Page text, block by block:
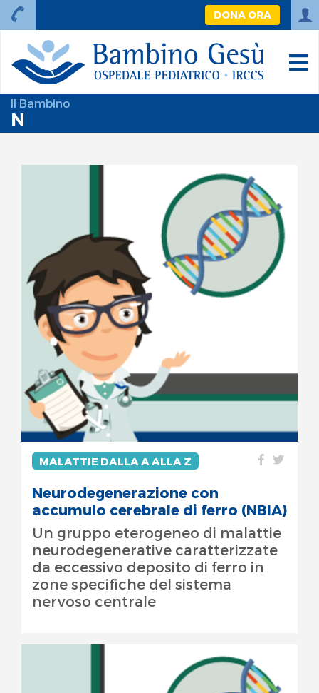
DONA ORA
Il Bambino
N
MALATTIE DALLA A ALLA Z
Neurodegenerazione con
accumulo cerebrale di ferro (NBIA)
Un gruppo eterogeneo di malattie
neurodegenerative caratterizzate
da eccessivo deposito di ferro in
zone specifiche del sistema
nervoso centrale